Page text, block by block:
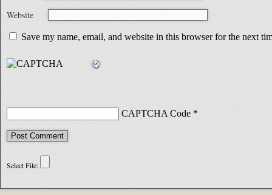
Website
Save my name, email, and website in this browser for the next
CAPTCHA Code *